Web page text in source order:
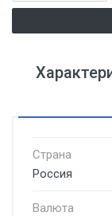
Страна
Россия
Валюта